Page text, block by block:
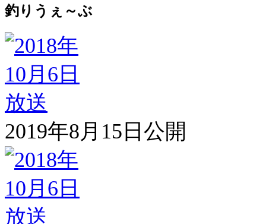
釣りうぇ～ぶ
2019年8月15日公開